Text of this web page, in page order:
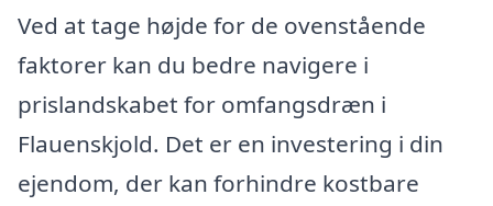
Ved at tage højde for de ovenstående
faktorer kan du bedre navigere i
prislandskabet for omfangsdræn i
Flauenskjold. Det er en investering i din
ejendom, der kan forhindre kostbare